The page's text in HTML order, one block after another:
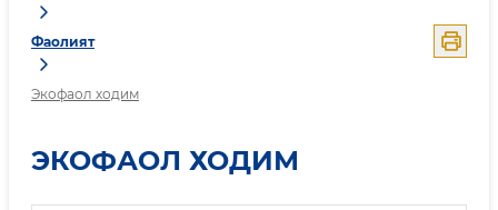
Фаолият
Экофаол ходим
ЭКОФАОЛ ХОДИМ